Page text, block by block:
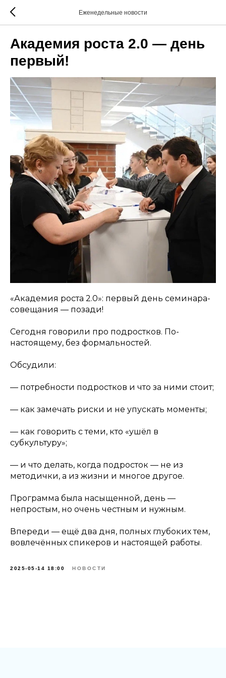
Еженедельные новости
Академия роста 2.0 — день
первый!
«Академия роста 2.0»: первый день семинара-
совещания — позади!
Сегодня говорили про подростков. По-
настоящему, без формальностей.
Обсудили:
— потребности подростков и что за ними стоит;
— как замечать риски и не упускать моменты;
— как говорить с теми, кто «ушёл в
субкультуру»;
— и что делать, когда подросток — не из
методички, а из жизни и многое другое.
Программа была насыщенной, день —
непростым, но очень честным и нужным.
Впереди — ещё два дня, полных глубоких тем,
вовлечённых спикеров и настоящей работы.
2025-05-14 18:00 НОВОСТИ